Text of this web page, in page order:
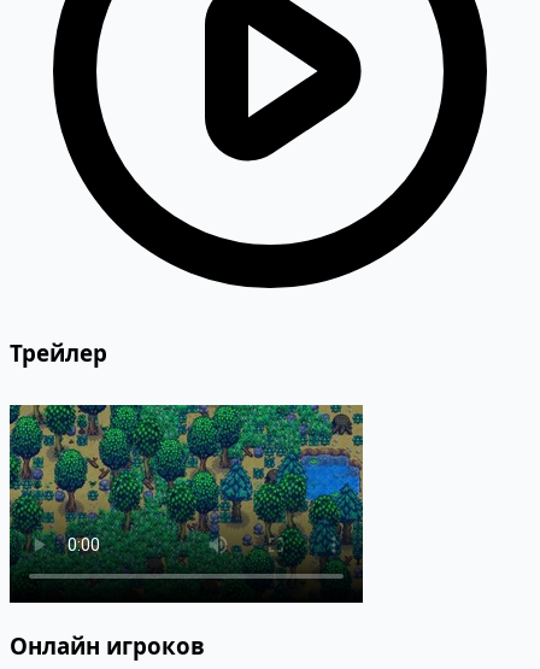
Трейлер
Онлайн игроков